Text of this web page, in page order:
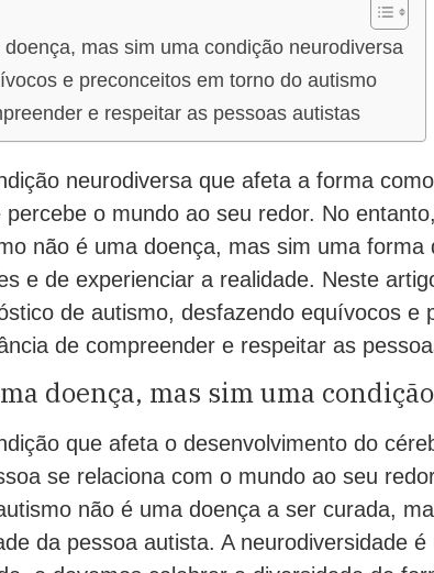
mas sim uma condição neurodiversa
e preconceitos em torno do autismo
e respeitar as pessoas autistas
neurodiversa que afeta a forma
o mundo ao seu redor. No
não é uma doença, mas sim uma forma
e de experienciar a realidade. Neste
de autismo, desfazendo equívocos e
de compreender e respeitar as
doença, mas sim uma
que afeta o desenvolvimento do
se relaciona com o mundo ao seu
não é uma doença a ser curada,
da pessoa autista. A neurodiversidade